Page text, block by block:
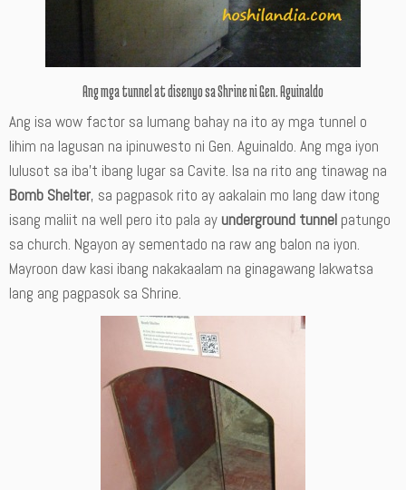
Ang mga tunnel at disenyo sa Shrine ni Gen. Aguinaldo
Ang isa wow factor sa lumang bahay na ito ay mga tunnel o
lihim na lagusan na ipinuwesto ni Gen. Aguinaldo. Ang mga iyon
lulusot sa iba’t ibang lugar sa Cavite. Isa na rito ang tinawag na
Bomb Shelter, sa pagpasok rito ay aakalain mo lang daw itong
isang maliit na well pero ito pala ay underground tunnel patungo
sa church. Ngayon ay sementado na raw ang balon na iyon.
Mayroon daw kasi ibang nakakaalam na ginagawang lakwatsa
lang ang pagpasok sa Shrine.